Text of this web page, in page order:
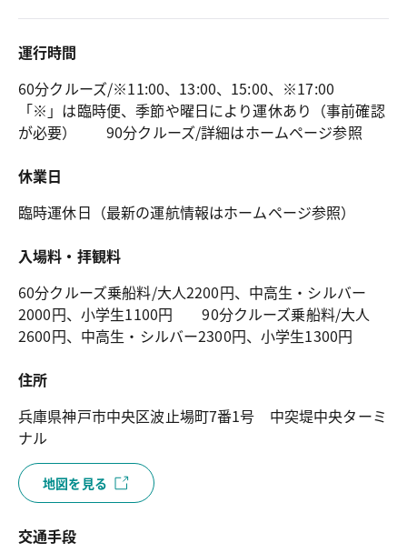
運行時間
60分クルーズ/※11:00、13:00、15:00、※17:00
「※」は臨時便、季節や曜日により運休あり（事前確認
が必要）　　90分クルーズ/詳細はホームページ参照
休業日
臨時運休日（最新の運航情報はホームページ参照）
入場料・拝観料
60分クルーズ乗船料/大人2200円、中高生・シルバー
2000円、小学生1100円　　90分クルーズ乗船料/大人
2600円、中高生・シルバー2300円、小学生1300円
住所
兵庫県神戸市中央区波止場町7番1号 中突堤中央ターミ
ナル
地図を見る
交通手段